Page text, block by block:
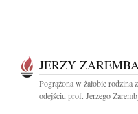
JERZY
Pogrążona w żałobie rodzina
odejściu prof. Jerzego